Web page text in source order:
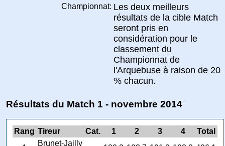
Championnat: Les deux meilleurs
résultats de la cible Match
seront pris en
considération pour le
classement du
Championnat de
l'Arquebuse à raison de 20
% chacun.
Résultats du Match 1 - novembre 2014
Rang Tireur Cat. 1 2 3 4
Total
Brunet-Jailly